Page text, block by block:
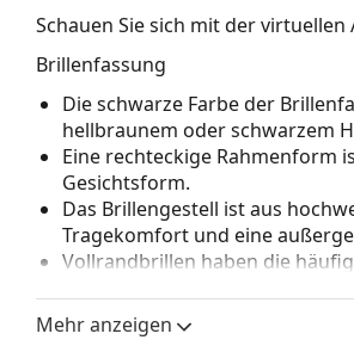
Schauen Sie sich mit der
Brillenfassung
Die schwarze Farbe der
hellbraunem oder schwarzem
Eine rechteckige Rahmenform
Gesichtsform.
Das Brillengestell ist aus
Tragekomfort und eine
Vollrandbrillen haben die
Vorteile ist die Robustheit,
vor allem ihr Schutz vor
Mehr anzeigen